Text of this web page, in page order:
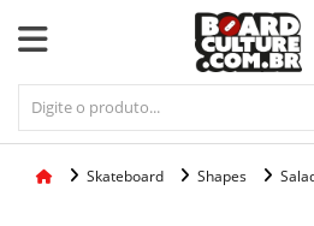
Skateboard Shapes